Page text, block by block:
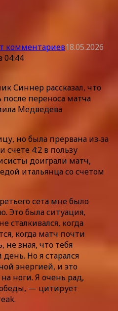
комментариев18.05.2026
04:44
Синнер рассказал, что
переноса матча
Медведева
но была прервана из‑за
счете 4:2 в пользу
доиграли матч,
итальянца со счетом
сета мне было
Это была ситуация,
сталкивался, когда
когда матч почти
зная, что тебя
Но я старался
энергией, и это
ноги. Я очень рад,
— цитирует